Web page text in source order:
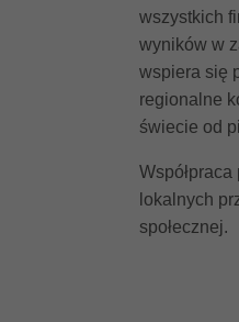
wszystkich
wyników w
wspiera się
regionalne
świecie od
lokalnych
społecznej.